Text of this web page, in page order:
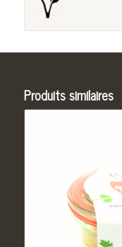
Produits similaires